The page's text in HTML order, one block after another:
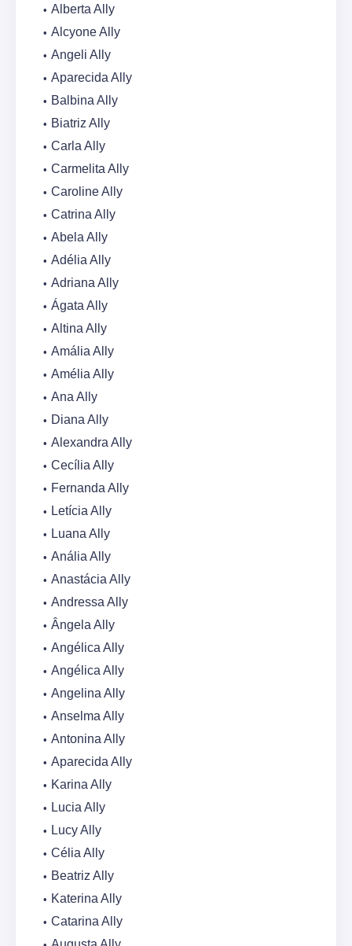
Alberta Ally
Alcyone Ally
Angeli Ally
Aparecida Ally
Balbina Ally
Biatriz Ally
Carla Ally
Carmelita Ally
Caroline Ally
Catrina Ally
Abela Ally
Adélia Ally
Adriana Ally
Ágata Ally
Altina Ally
Amália Ally
Amélia Ally
Ana Ally
Diana Ally
Alexandra Ally
Cecília Ally
Fernanda Ally
Letícia Ally
Luana Ally
Anália Ally
Anastácia Ally
Andressa Ally
Ângela Ally
Angélica Ally
Angélica Ally
Angelina Ally
Anselma Ally
Antonina Ally
Aparecida Ally
Karina Ally
Lucia Ally
Lucy Ally
Célia Ally
Beatriz Ally
Katerina Ally
Catarina Ally